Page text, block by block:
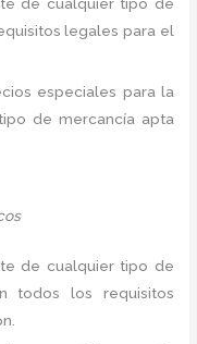
legales para el
especiales para la
de mercancía apta
de cualquier tipo de
todos los requisitos